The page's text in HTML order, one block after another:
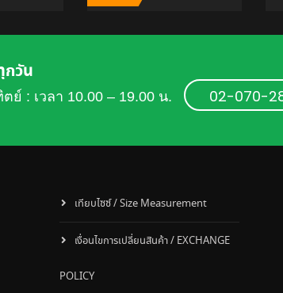
กวัน
ย์ : เวลา 10.00 – 19.00 น. 02-070-
เทียบไซซ์ / Size Measurement
เงื่อนไขการเปลี่ยนสินค้า / EXCHANGE
POLICY